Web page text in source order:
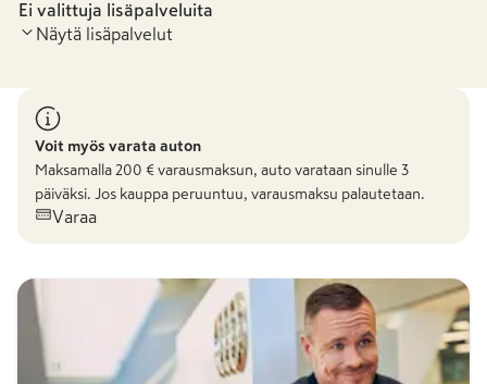
Ei valittuja lisäpalveluita
Näytä lisäpalvelut
Voit myös varata auton
Maksamalla 200 € varausmaksun, auto varataan sinulle 3
päiväksi. Jos kauppa peruuntuu, varausmaksu palautetaan.
Varaa